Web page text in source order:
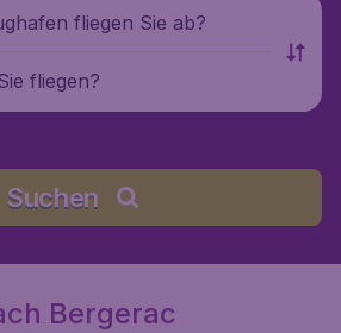
fliegen Sie ab?
fliegen?
Suchen
Bergerac